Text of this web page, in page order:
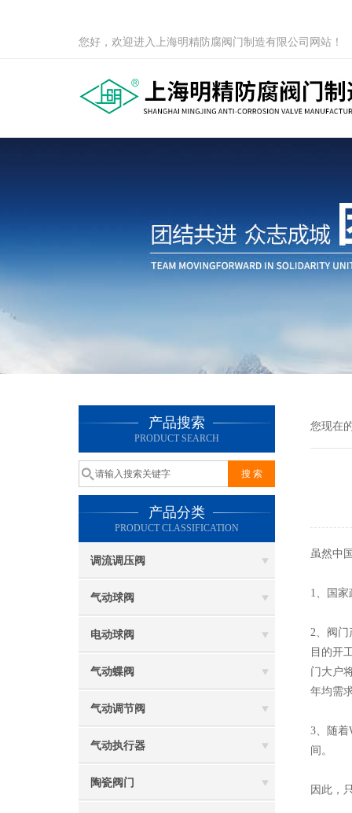
您好，欢迎进入上海明精防腐阀门制造有限公司网站！
产品搜索
PRODUCT SEARCH
产品分类
PRODUCT CLASSIFICATION
调流调压阀
气动球阀
电动球阀
气动蝶阀
气动调节阀
气动执行器
陶瓷阀门
您现在
虽然中
1、国
2、阀门
目的开
门大户
年均需
3、随着
间。
因此，